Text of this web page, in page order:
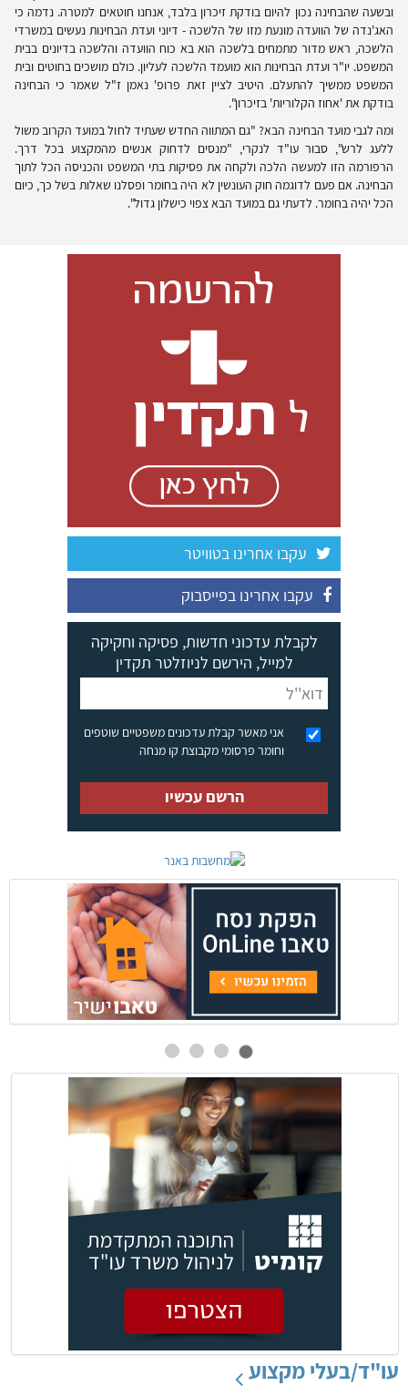
ובשעה שהבחינה נכון להיום בודקת זיכרון בלבד, אנחנו חוטאים למטרה. נדמה כי
האג'נדה של הוועדה מונעת מזו של הלשכה - דיוני ועדת הבחינות נעשים במשרדי
הלשכה, ראש מדור מתמחים בלשכה הוא בא כוח הוועדה והלשכה בדיונים בבית
המשפט. יו"ר ועדת הבחינות הוא מועמד הלשכה לעליון. כולם מושכים בחוטים ובית
המשפט ממשיך להתעלם. היטיב לציין זאת פרופ' נאמן ז"ל שאמר כי הבחינה
בודקת את 'אחוז הקלוריות' בזיכרון".
ומה לגבי מועד הבחינה הבא? "גם המתווה החדש שעתיד לחול במועד הקרוב משול
ללעג לרש", סבור עו"ד לנקרי, "מנסים לדחוק אנשים מהמקצוע בכל דרך.
הרפורמה הזו למעשה הלכה ולקחה את פסיקות בתי המשפט והכניסה הכל לתוך
הבחינה. אם פעם לדוגמה חוק העונשין לא היה בחומר ופסלנו שאלות בשל כך, כיום
הכל יהיה בחומר. לדעתי גם במועד הבא צפוי כישלון גדול".
עקבו אחרינו בטוויטר
עקבו אחרינו בפייסבוק
לקבלת עדכוני חדשות, פסיקה וחקיקה
למייל, הירשם לניוזלטר תקדין
אני מאשר קבלת עדכונים משפטיים שוטפים
וחומר פרסומי מקבוצת קו מנחה
הרשם עכשיו
עו"ד/בעלי מקצוע